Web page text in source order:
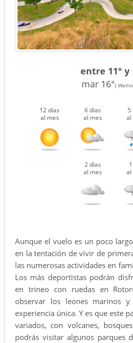
entre 11° y
mar 16°(
12 días
al mes
6 días
al mes
5
al
2 días
al mes
al
Aunque el vuelo es un poco
en la tentación de vivir de
las numerosas actividades en
Los más deportistas podrán
en trineo con ruedas en
observar los leones marinos
experiencia única. Y es que este
variados, con volcanes,
podrás visitar algunos parques